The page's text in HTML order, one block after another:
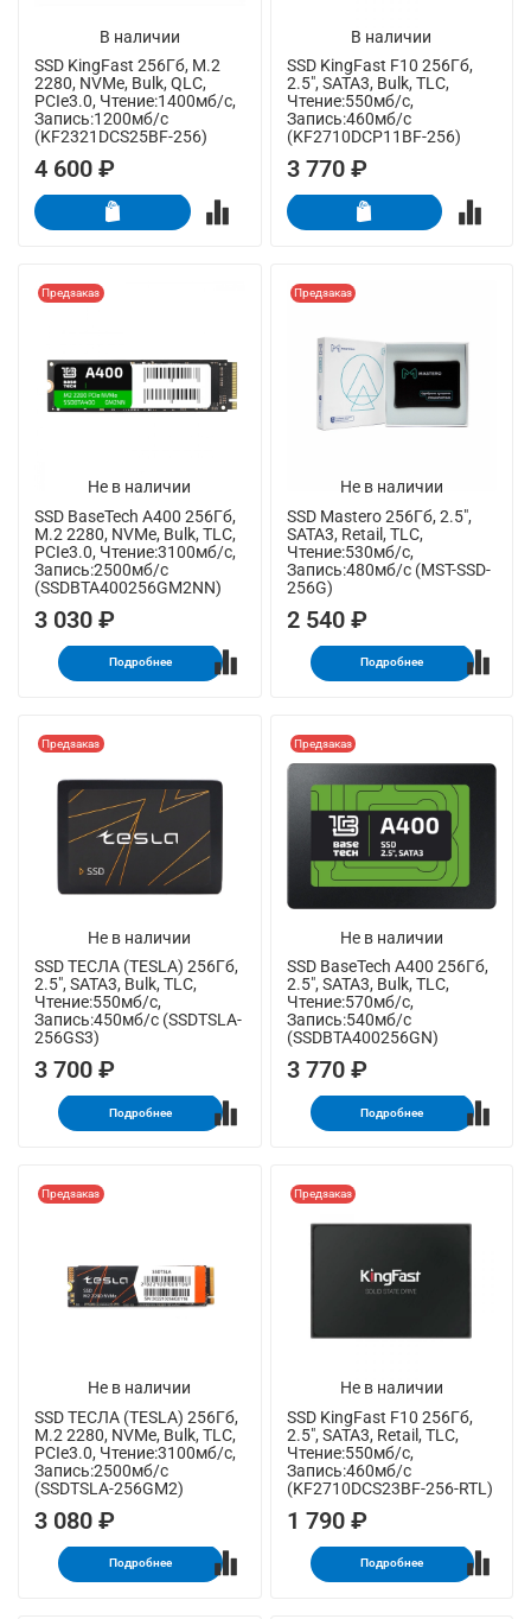
В наличии
SSD KingFast 256Гб, M.2
2280, NVMe, Bulk, QLC,
PCIe3.0, Чтение:1400мб/с,
Запись:1200мб/с
(KF2321DCS25BF-256)
4 600 ₽
В наличии
SSD KingFast F10 256Гб,
2.5", SATA3, Bulk, TLC,
Чтение:550мб/с,
Запись:460мб/с
(KF2710DCP11BF-256)
3 770 ₽
Не в наличии
Предзаказ
SSD BaseTech A400 256Гб,
M.2 2280, NVMe, Bulk, TLC,
PCIe3.0, Чтение:3100мб/с,
Запись:2500мб/с
(SSDBTA400256GM2NN)
3 030 ₽
Подробнее
Не в наличии
Предзаказ
SSD Mastero 256Гб, 2.5",
SATA3, Retail, TLC,
Чтение:530мб/с,
Запись:480мб/с (MST-SSD-
256G)
2 540 ₽
Подробнее
Не в наличии
Предзаказ
SSD ТЕСЛА (TESLA) 256Гб,
2.5", SATA3, Bulk, TLC,
Чтение:550мб/с,
Запись:450мб/с (SSDTSLA-
256GS3)
3 700 ₽
Подробнее
Не в наличии
Предзаказ
SSD BaseTech A400 256Гб,
2.5", SATA3, Bulk, TLC,
Чтение:570мб/с,
Запись:540мб/с
(SSDBTA400256GN)
3 770 ₽
Подробнее
Не в наличии
Предзаказ
SSD ТЕСЛА (TESLA) 256Гб,
M.2 2280, NVMe, Bulk, TLC,
PCIe3.0, Чтение:3100мб/с,
Запись:2500мб/с
(SSDTSLA-256GM2)
3 080 ₽
Подробнее
Не в наличии
Предзаказ
SSD KingFast F10 256Гб,
2.5", SATA3, Retail, TLC,
Чтение:550мб/с,
Запись:460мб/с
(KF2710DCS23BF-256-RTL)
1 790 ₽
Подробнее